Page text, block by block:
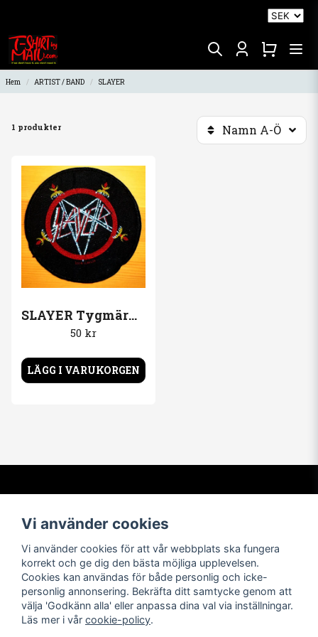
Hem ARTIST / BAND SLAYER
1 produkter Namn A-Ö
SLAYER Tygmärke Logo
50 kr
LÄGG I VARUKORGEN
info@t-shirtbymail.com
Vi har varit i t-shirtbranschen
av högsta kvalitet till nöjda
kunder över hela världen.
Navigera Följ oss
Vi använder cookies
Vi använder cookies för att vår webbplats ska fungera
korrekt och ge dig den bästa möjliga upplevelsen.
Cookies kan användas för både personlig och icke-
personlig annonsering. Bekräfta ditt samtycke genom att
välja 'Godkänn alla' eller anpassa dina val via inställningar.
Läs mer i vår cookie-policy.